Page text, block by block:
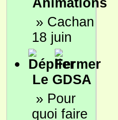
Animations
» Cachan
18 juin
Le GDSA
» Pour
quoi faire